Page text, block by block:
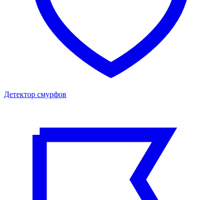
Детектор смурфов